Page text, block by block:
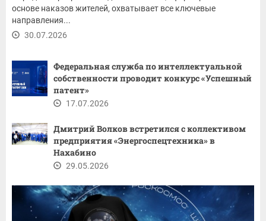
основе наказов жителей, охватывает все ключевые
направления...
30.07.2026
Федеральная служба по интеллектуальной
собственности проводит конкурс «Успешный
патент»
17.07.2026
Дмитрий Волков встретился с коллективом
предприятия «Энергоспецтехника» в
Нахабино
29.05.2026